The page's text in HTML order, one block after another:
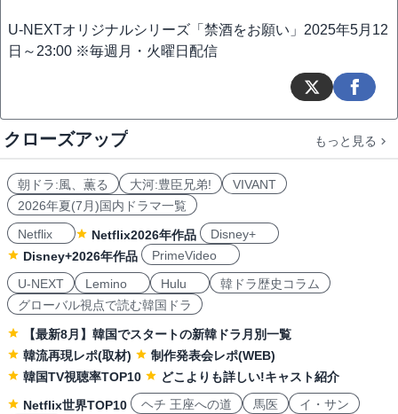
U-NEXTオリジナルシリーズ「禁酒をお願い」2025年5月12
日～23:00 ※毎週月・火曜日配信
クローズアップ もっと見る
朝ドラ:風、薫る 大河:豊臣兄弟!
VIVANT
2026年夏(7月)国内ドラマ一覧
Netflix
Netflix2026年作品
Disney+
Disney+2026年作品
PrimeVideo
U-NEXT
Lemino Hulu
韓ドラ歴史コラム
グローバル視点で読む韓国ドラ
【最新8月】韓国でスタートの新韓ドラ月別一覧
韓流再現レポ(取材)
制作発表会レポ(WEB)
韓国TV視聴率TOP10
どこよりも詳しい!キャスト紹介
Netflix世界TOP10
ヘチ 王座への道 馬医
イ・サン